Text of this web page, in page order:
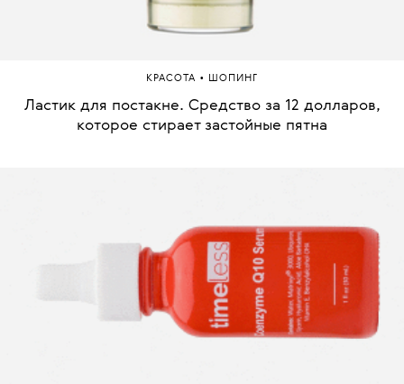
КРАСОТА • ШОПИНГ
Ластик для постакне. Средство за 12 долларов,
которое стирает застойные пятна